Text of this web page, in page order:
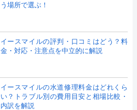
う場所で選ぶ！
イースマイルの評判・口コミはどう？料
金・対応・注意点を中立的に解説
イースマイルの水道修理料金はどれくら
い？トラブル別の費用目安と相場比較・
内訳を解説